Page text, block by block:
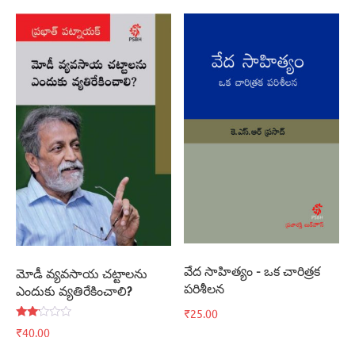
మోడీ వ్యవసాయ చట్టాలను
ఎందుకు వ్యతిరేకించాలి?
Rated
₹40.00
వేద సాహిత్యం – ఒక చారిత్రక
పరిశీలన
₹25.00